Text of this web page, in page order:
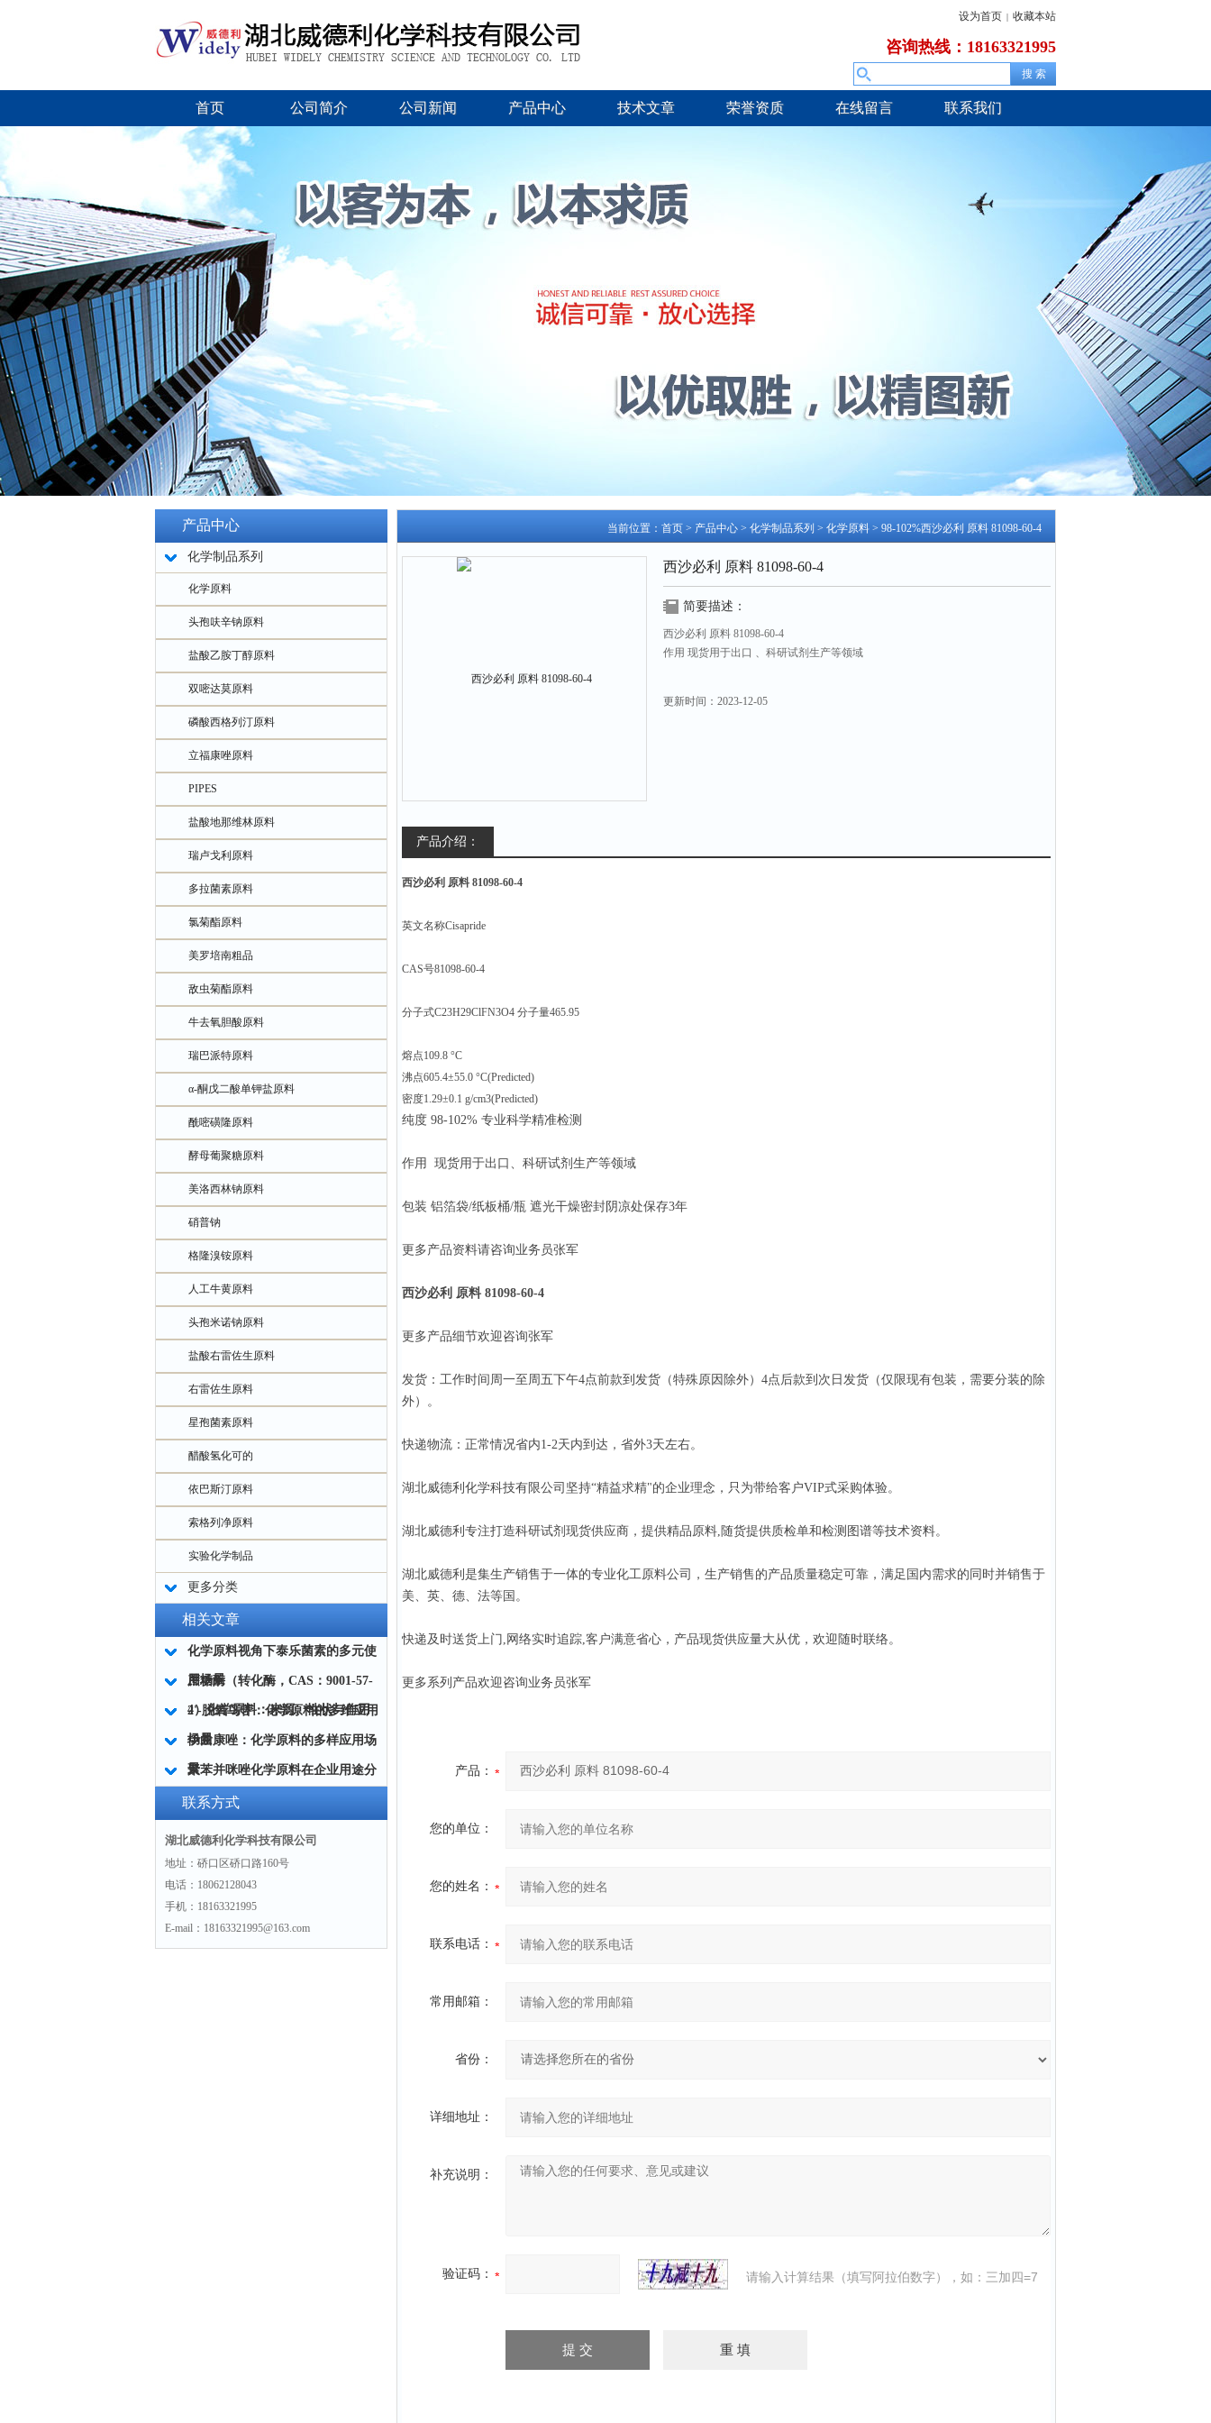
设为首页 | 收藏本站
咨询热线：18163321995
首页 公司简介 公司新闻 产品中心 技术文章 荣誉资质 在线留言 联系我们
产品中心
化学制品系列
化学原料
头孢呋辛钠原料
盐酸乙胺丁醇原料
双嘧达莫原料
磷酸西格列汀原料
立福康唑原料
PIPES
盐酸地那维林原料
瑞卢戈利原料
多拉菌素原料
氯菊酯原料
美罗培南粗品
敌虫菊酯原料
牛去氧胆酸原料
瑞巴派特原料
α-酮戊二酸单钾盐原料
酰嘧磺隆原料
酵母葡聚糖原料
美洛西林钠原料
硝普钠
格隆溴铵原料
人工牛黄原料
头孢米诺钠原料
盐酸右雷佐生原料
右雷佐生原料
星孢菌素原料
醋酸氢化可的
依巴斯汀原料
索格列净原料
实验化学制品
更多分类
相关文章
化学原料视角下泰乐菌素的多元使
用场景
蔗糖酶（转化酶，CAS：9001-57-
4）化学原料：来源、性状与作用
2'-脱氧鸟苷：化学原料的多维应用
场景
伊曲康唑：化学原料的多样应用场
景
聚苯并咪唑化学原料在企业用途分
析
联系方式
湖北威德利化学科技有限公司
地址：硚口区硚口路160号
电话：18062128043
手机：18163321995
E-mail：18163321995@163.com
当前位置： 首页 > 产品中心 > 化学制品系列 > 化学原料 > 98-102%西沙必利 原料 81098-60-4
西沙必利 原料 81098-60-4
简要描述：
西沙必利 原料 81098-60-4
作用 现货用于出口 、科研试剂生产等领域
更新时间： 2023-12-05
产品介绍：
西沙必利 原料 81098-60-4
英文名称Cisapride
CAS号81098-60-4
分子式C23H29ClFN3O4 分子量465.95
熔点109.8 °C
沸点605.4±55.0 °C(Predicted)
密度1.29±0.1 g/cm3(Predicted)
纯度 98-102% 专业科学精准检测
作用 现货用于出口、科研试剂生产等领域
包装 铝箔袋/纸板桶/瓶 遮光干燥密封阴凉处保存3年
更多产品资料请咨询业务员张军
西沙必利 原料 81098-60-4
更多产品细节欢迎咨询张军
发货：工作时间周一至周五下午4点前款到发货（特殊原因除外）4点后款到次日发货（仅限现有包装，需要分装的除
外）。
快递物流：正常情况省内1-2天内到达，省外3天左右。
湖北威德利化学科技有限公司坚持“精益求精"的企业理念，只为带给客户VIP式采购体验。
湖北威德利专注打造科研试剂现货供应商，提供精品原料,随货提供质检单和检测图谱等技术资料。
湖北威德利是集生产销售于一体的专业化工原料公司，生产销售的产品质量稳定可靠，满足国内需求的同时并销售于
美、英、德、法等国。
快递及时送货上门,网络实时追踪,客户满意省心，产品现货供应量大从优，欢迎随时联络。
更多系列产品欢迎咨询业务员张军
产品：
您的单位：
您的姓名：
联系电话：
常用邮箱：
省份：
详细地址：
补充说明：
验证码： 请输入计算结果（填写阿拉伯数字），如：三加四=7